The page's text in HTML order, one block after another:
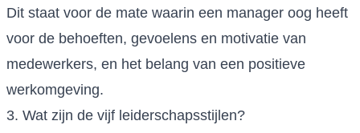
Dit staat voor de mate waarin een manager oog heeft
voor de behoeften, gevoelens en motivatie van
medewerkers, en het belang van een positieve
werkomgeving.
3. Wat zijn de vijf leiderschapsstijlen?